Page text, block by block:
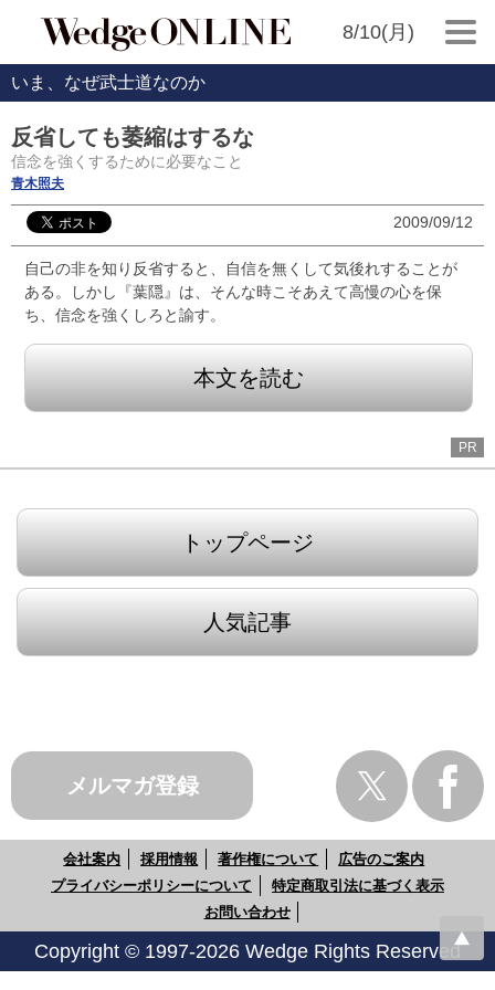
8/10(月)
いま、なぜ武士道なのか
反省しても萎縮はするな
信念を強くするために必要なこと
青木照夫
2009/09/12
自己の非を知り反省すると、自信を無くして気後れすることが
ある。しかし『葉隠』は、そんな時こそあえて高慢の心を保
ち、信念を強くしろと諭す。
本文を読む
PR
トップページ
人気記事
メルマガ登録
会社案内 採用情報 著作権について
広告のご案内
プライバシーポリシーについて
特定商取引法に基づく表示
お問い合わせ
Copyright © 1997-2026 Wedge Rights Reserved